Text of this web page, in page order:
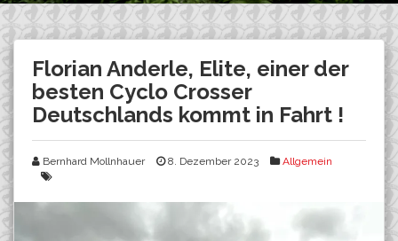
Florian Anderle, Elite, einer der
besten Cyclo Crosser
Deutschlands kommt in Fahrt !
Bernhard Mollnhauer 8. Dezember 2023 Allgemein